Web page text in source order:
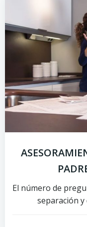
El número de
separación